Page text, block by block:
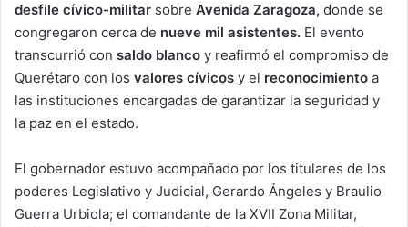
desfile cívico-militar sobre Avenida Zaragoza, donde se
congregaron cerca de nueve mil asistentes. El evento
transcurrió con saldo blanco y reafirmó el compromiso de
Querétaro con los valores cívicos y el reconocimiento a
las instituciones encargadas de garantizar la seguridad y
la paz en el estado.
El gobernador estuvo acompañado por los titulares de los
poderes Legislativo y Judicial, Gerardo Ángeles y Braulio
Guerra Urbiola; el comandante de la XVII Zona Militar,